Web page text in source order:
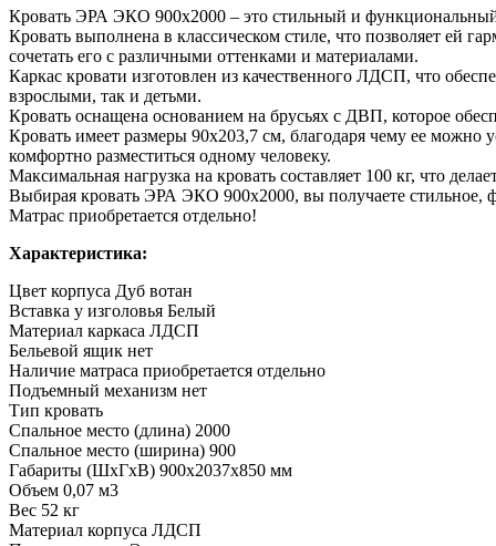
Кровать ЭРА ЭКО 900х2000 – это стильный и
Кровать выполнена в классическом стиле, что позволяет ей
сочетать его с различными оттенками и материалами.
Каркас кровати изготовлен из качественного ЛДСП, что
взрослыми, так и детьми.
Кровать оснащена основанием на брусьях с ДВП, которое
Кровать имеет размеры 90х203,7 см, благодаря чему ее
комфортно разместиться одному человеку.
Максимальная нагрузка на кровать составляет 100 кг, что
Выбирая кровать ЭРА ЭКО 900х2000, вы получаете стильное,
Матрас приобретается отдельно!
Характеристика:
Цвет корпуса Дуб вотан
Вставка у изголовья Белый
Материал каркаса ЛДСП
Бельевой ящик нет
Наличие матраса приобретается отдельно
Подъемный механизм нет
Тип кровать
Спальное место (длина) 2000
Спальное место (ширина) 900
Габариты (ШхГхВ) 900x2037x850 мм
Объем 0,07 м3
Вес 52 кг
Материал корпуса ЛДСП